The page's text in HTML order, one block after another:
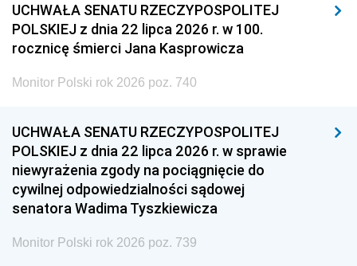
UCHWAŁA SENATU RZECZYPOSPOLITEJ
POLSKIEJ z dnia 22 lipca 2026 r. w 100.
rocznicę śmierci Jana Kasprowicza
Monitor Polski rok 2026 poz. 740
UCHWAŁA SENATU RZECZYPOSPOLITEJ
POLSKIEJ z dnia 22 lipca 2026 r. w sprawie
niewyrażenia zgody na pociągnięcie do
cywilnej odpowiedzialności sądowej
senatora Wadima Tyszkiewicza
Monitor Polski rok 2026 poz. 739